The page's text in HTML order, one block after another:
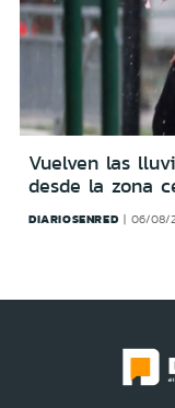
Vuelven las
desde la zona
DIARIOSENRED 06/08/